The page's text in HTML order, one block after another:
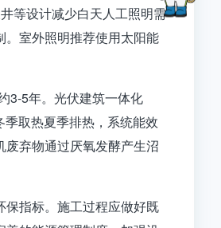
等设计减少白天人工照明需
室外照明推荐使用太阳能
3-5年。光伏建筑一体化
取热夏季排热，系统能效
弃物通过厌氧发酵产生沼
指标。施工过程应做好既